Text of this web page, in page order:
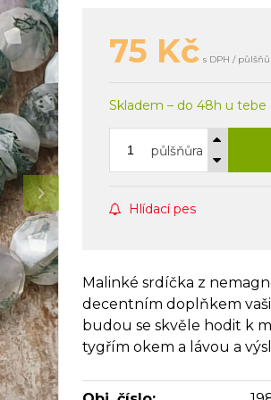
75 Kč s DPH /
Skladem – do 48h u tebe
půlšňůra
Hlídací pes
Malinké srdíčka z
decentním doplňkem
budou se skvěle hodit k
tygřím okem a lávou a